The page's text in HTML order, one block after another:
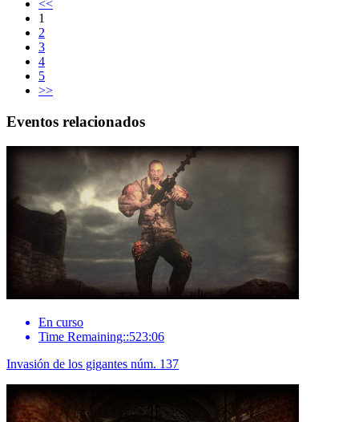
<<
1
2
3
4
5
>>
Eventos relacionados
En curso
Time Remaining::523:06
Invasión de los gigantes núm. 137